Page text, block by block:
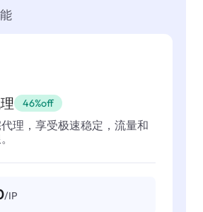
46%off
理，享受极速稳定，流量和
/IP